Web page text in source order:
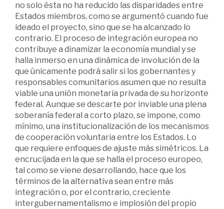
no solo ésta no ha reducido las disparidades entre
Estados miembros, como se argumentó cuando fue
ideado el proyecto, sino que se ha alcanzado lo
contrario. El proceso de integración europea no
contribuye a dinamizar la economía mundial y se
halla inmerso en una dinámica de involución de la
que únicamente podrá salir si los gobernantes y
responsables comunitarios asumen que no resulta
viable una unión monetaria privada de su horizonte
federal. Aunque se descarte por inviable una plena
soberanía federal a corto plazo, se impone, como
mínimo, una institucionalización de los mecanismos
de cooperación voluntaria entre los Estados. Lo
que requiere enfoques de ajuste más simétricos. La
encrucijada en la que se halla el proceso europeo,
tal como se viene desarrollando, hace que los
términos de la alternativa sean entre más
integración o, por el contrario, creciente
intergubernamentalismo e implosión del propio